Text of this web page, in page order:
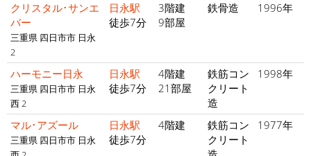
クリスタル･サンエ
バー
三重県 四日市市 日永
2
日永駅
徒歩7分
3階建
9部屋
鉄骨造 1996年
ハーモニー日永
三重県 四日市市 日永
西 2
日永駅
徒歩7分
4階建
21部屋
鉄筋コン
クリート
造
1998年
マル･アズール
三重県 四日市市 日永
日永駅
徒歩7分
4階建
鉄筋コン
クリート
1977年